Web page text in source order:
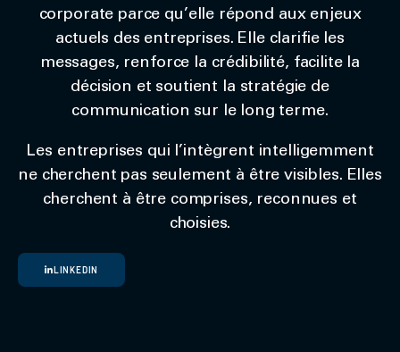
corporate parce qu’elle répond aux enjeux
actuels des entreprises. Elle clarifie les
messages, renforce la crédibilité, facilite la
décision et soutient la stratégie de
communication sur le long terme.
Les entreprises qui l’intègrent intelligemment
ne cherchent pas seulement à être visibles. Elles
cherchent à être comprises, reconnues et
choisies.
LINKEDIN